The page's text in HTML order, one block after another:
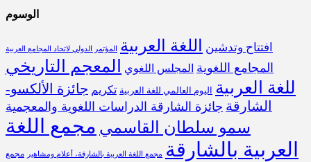
الوسوم
افتتاح وتدشين اللغة العربية المؤتمر الدولي لاتحاد المجامع العربية
المجامع اللغوية المجلس اللغوي
المعجم التاريخي
للغة العربية
اليوم العالمي للغة العربية تكريم جائزة الألكسو-
الشارقة جائزة الشارقة الدراسات اللغوية والمعجمية
سمو سلطان القاسمي مجمع اللغة
العربية بالشارقة
مجمع اللغة العربية بالشارقة، أعلام ومشاهير
مجمع